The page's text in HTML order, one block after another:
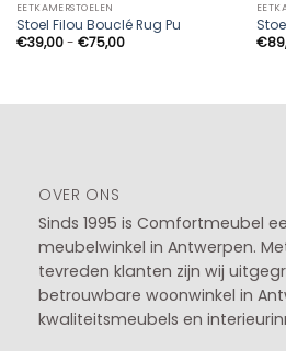
EETKAMERSTOELEN
Stoel Filou Bouclé Rug Pu
€39,00- €75,00Prijsklasse:
€39,00
€
OVER ONS
Sinds 1995 is Comfortmeubel
meubelwinkel in Antwerpen.
tevreden klanten zijn wij
betrouwbare woonwinkel in
kwaliteitsmeubels en